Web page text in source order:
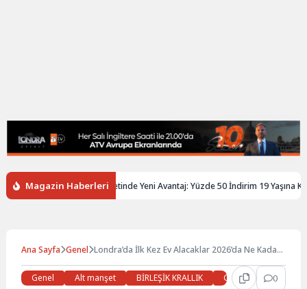
Magazin Haberleri
Gençlere Tren Biletinde Yeni Avantaj: Yüzde 50 İndirim 19 Yaşına Kadar
Ana Sayfa Genel Londra’da İlk Kez Ev Alacaklar 2026’da Ne Kadar
Genel
Alt manşet BİRLEŞİK KRALLIK Gündem 0